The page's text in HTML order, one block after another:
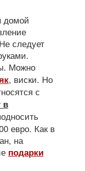
домой
следует
Можно
, виски. Но
с
в
евро. Как в
на
подарки